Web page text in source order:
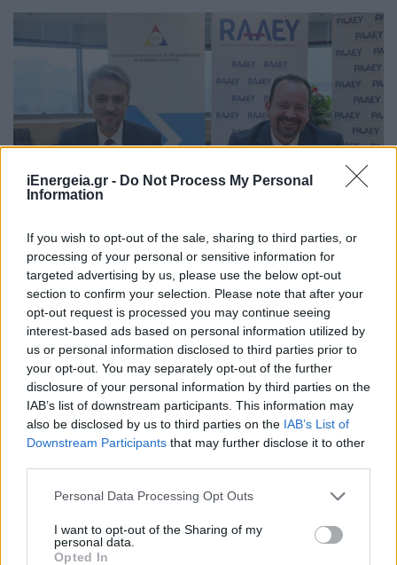
iEnergeia.gr - Do Not Process My Personal
Information
If you wish to opt-out of the sale, sharing to third parties, or
processing of your personal or sensitive information for
targeted advertising by us, please use the below opt-out
section to confirm your selection. Please note that after your
opt-out request is processed you may continue seeing
interest-based ads based on personal information utilized by
us or personal information disclosed to third parties prior to
your opt-out. You may separately opt-out of the further
disclosure of your personal information by third parties on the
IAB’s list of downstream participants. This information may
also be disclosed by us to third parties on the IAB’s List of
Downstream Participants that may further disclose it to other
Personal Data Processing Opt Outs
I want to opt-out of the Sharing of my
personal data.
Opted In
Η ΡΑΑΕΥ και η ρουμανική ANRE
υπέγραψαν μνημόνιο συνεργασίας
ΧΡΗΣΤΙΚΑ
11/02/2026 - 15:39